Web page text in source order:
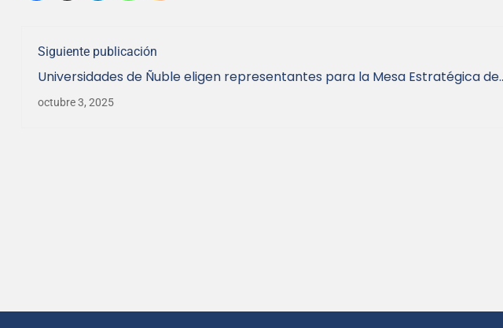
Siguiente publicación
Universidades de Ñuble eligen representantes para la Mesa Estratégica de
octubre 3, 2025